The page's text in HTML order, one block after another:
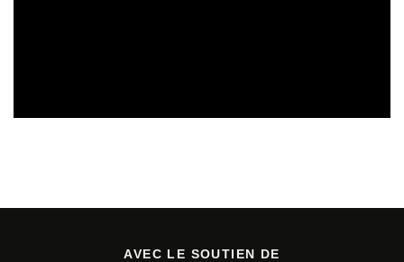
AVEC LE SOUTIEN DE